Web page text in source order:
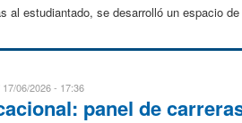
al estudiantado, se desarrolló un espacio
17/06/2026 - 17:36
panel de